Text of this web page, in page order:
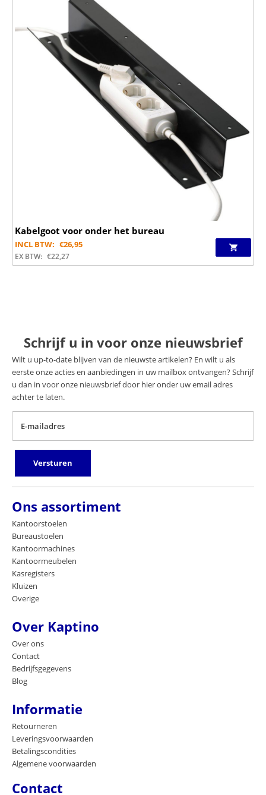
Kabelgoot voor onder het bureau
INCL BTW: €26,95
EX BTW: €22,27
Schrijf u in voor onze nieuwsbrief
Wilt u up-to-date blijven van de nieuwste artikelen? En wilt u als
eerste onze acties en aanbiedingen in uw mailbox ontvangen? Schrijf
u dan in voor onze nieuwsbrief door hier onder uw email adres
achter te laten.
E-mailadres
Versturen
Ons assortiment
Kantoorstoelen
Bureaustoelen
Kantoormachines
Kantoormeubelen
Kasregisters
Kluizen
Overige
Over Kaptino
Over ons
Contact
Bedrijfsgegevens
Blog
Informatie
Retourneren
Leveringsvoorwaarden
Betalingscondities
Algemene voorwaarden
Contact